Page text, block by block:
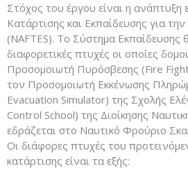
Στόχος του έργου είναι η ανάπτυξη
Κατάρτισης και Εκπαίδευσης για
(NAFTES). Το Σύστημα Εκπαίδευσης
διαφορετικές πτυχές oι οποίες
Προσομοιωτή Πυρόσβεσης (Fire
τον Προσομοιωτή Εκκένωσης
Evacuation Simulator) της Σχολής
Control School) της Διοίκησης
εδράζεται στο Ναυτικό Φρούριο
Οι διάφορες πτυχές του
κατάρτισης είναι τα εξής: